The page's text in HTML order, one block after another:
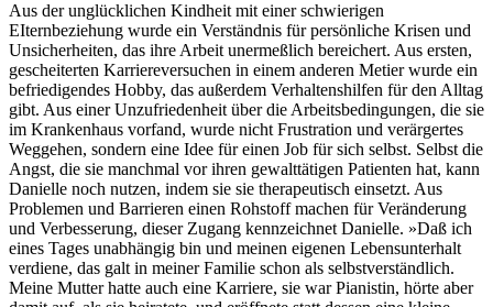
Aus der unglücklichen Kindheit mit einer schwierigen
EIternbeziehung wurde ein Verständnis für persönliche Krisen und
Unsicherheiten, das ihre Arbeit unermeßlich bereichert. Aus ersten,
gescheiterten Karriereversuchen in einem anderen Metier wurde ein
befriedigendes Hobby, das außerdem Verhaltenshilfen für den Alltag
gibt. Aus einer Unzufriedenheit über die Arbeitsbedingungen, die sie
im Krankenhaus vorfand, wurde nicht Frustration und verärgertes
Weggehen, sondern eine Idee für einen Job für sich selbst. Selbst die
Angst, die sie manchmal vor ihren gewalttätigen Patienten hat, kann
Danielle noch nutzen, indem sie sie therapeutisch einsetzt. Aus
Problemen und Barrieren einen Rohstoff machen für Veränderung
und Verbesserung, dieser Zugang kennzeichnet Danielle. »Daß ich
eines Tages unabhängig bin und meinen eigenen Lebensunterhalt
verdiene, das galt in meiner Familie schon als selbstverständlich.
Meine Mutter hatte auch eine Karriere, sie war Pianistin, hörte aber